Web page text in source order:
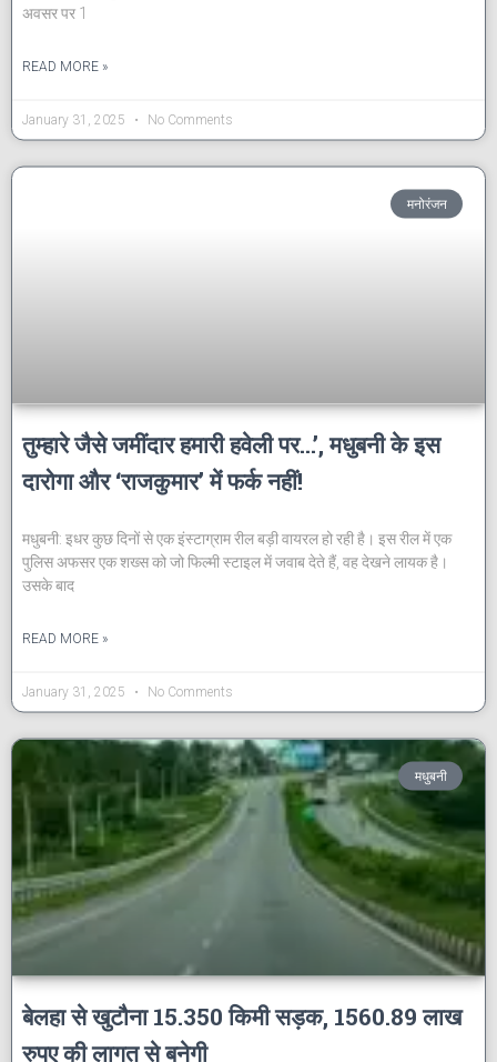
अवसर पर 1
READ MORE »
January 31, 2025 No Comments
मनोरंजन
तुम्हारे जैसे जमींदार हमारी हवेली पर…’, मधुबनी के इस
दारोगा और ‘राजकुमार’ में फर्क नहीं!
मधुबनी: इधर कुछ दिनों से एक इंस्टाग्राम रील बड़ी वायरल हो रही है। इस रील में एक
पुलिस अफसर एक शख्स को जो फिल्मी स्टाइल में जवाब देते हैं, वह देखने लायक है।
उसके बाद
READ MORE »
January 31, 2025 No Comments
मधुबनी
बेलहा से खुटौना 15.350 किमी सड़क, 1560.89 लाख
रुपए की लागत से बनेगी